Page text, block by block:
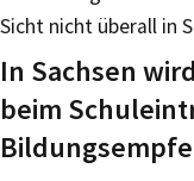
Sicht nicht überall in
In Sachsen
beim